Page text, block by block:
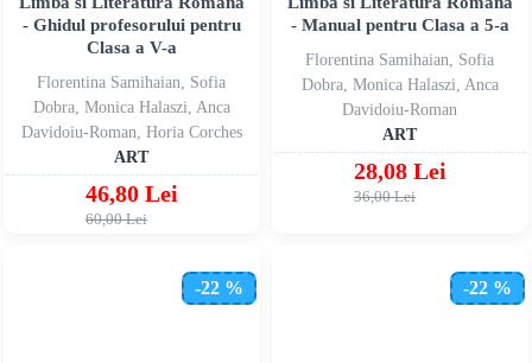
Florentina Samihaian, Sofia
Dobra, Monica Halaszi, Anca
Davidoiu-Roman, Horia Corches
ART
- Ghidul profesorului pentru
Clasa a V-a
46,80 Lei
60,00 Lei
Florentina Samihaian, Sofia
Dobra, Monica Halaszi, Anca
Davidoiu-Roman
ART
- Manual pentru Clasa a 5-a
28,08 Lei
36,00 Lei
-22 % -22 %